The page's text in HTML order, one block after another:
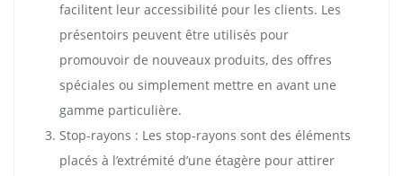
facilitent leur accessibilité pour les clients. Les
présentoirs peuvent être utilisés pour
promouvoir de nouveaux produits, des offres
spéciales ou simplement mettre en avant une
gamme particulière.
Stop-rayons : Les stop-rayons sont des éléments
placés à l’extrémité d’une étagère pour attirer